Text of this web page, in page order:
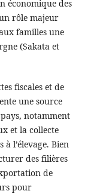
économique des
rôle majeur
familles une
(Sakata et
fiscales et de
une source
notamment
et la collecte
à l’élevage. Bien
des filières
de
pour